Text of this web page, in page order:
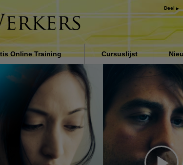
Deel
Online Training Cursuslijst
Oplossingen voor het
drugsprobleem
Assisten voor ziektes en
verwondingen
De grondbeginselen van
organiseren